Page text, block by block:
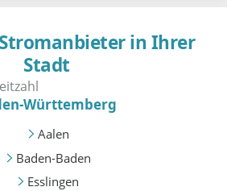
in Ihrer
Stadt
Württemberg
Aalen
Baden-Baden
Esslingen